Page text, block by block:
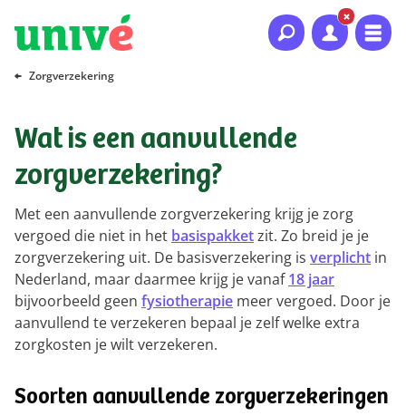
Naar hoofdinhoud
Naar hoofdnavigatie
Naar footer
Zorgverzekering
Wat is een aanvullende
zorgverzekering?
Met een aanvullende zorgverzekering krijg je zorg
vergoed die niet in het basispakketzit. Zo breid je je
zorgverzekering uit. De basisverzekering is verplicht in
Nederland, maar daarmee krijg je vanaf18 jaar
bijvoorbeeld geen fysiotherapie meer vergoed. Door je
aanvullend te verzekeren bepaal je zelf welke extra
zorgkosten je wilt verzekeren.
Soorten aanvullende zorgverzekeringen